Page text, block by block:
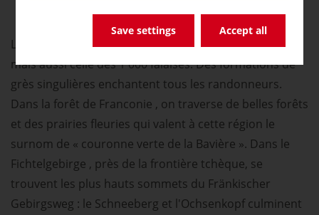
Save settings Accept all
La Suisse franconienne est la région des 1 000 grottes,
mais aussi celle des 1 000 falaises. Des formations de
grès singulières enchantent tous les randonneurs.
Dans la forêt de Franconie , on traverse de belles forêts
et des prairies fleuries qui valent à cette région le
surnom de « couronne verte de la Bavière ». Dans le
Fichtelgebirge , près de la frontière tchèque, se
trouvent les plus hauts sommets du Fränkischer
Gebirgsweg : le Schneeberg et l'Ochsenkopf culminent